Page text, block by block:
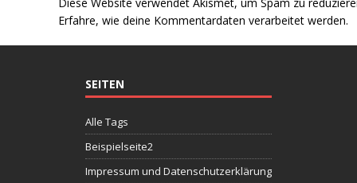
Erfahre, wie deine Kommentardaten verarbeitet werden.
SEITEN
Alle Tags
Beispielseite2
Impressum und Datenschutzerklärung